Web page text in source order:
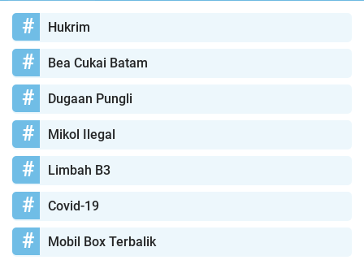
Hukrim
Bea Cukai Batam
Dugaan Pungli
Mikol Ilegal
Limbah B3
Covid-19
Mobil Box Terbalik